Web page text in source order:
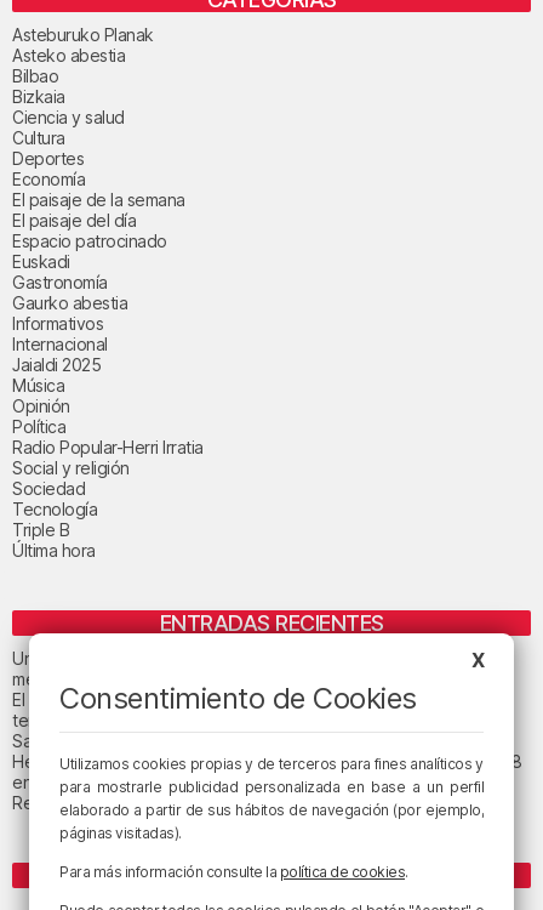
Asteburuko Planak
Asteko abestia
Bilbao
Bizkaia
Ciencia y salud
Cultura
Deportes
Economía
El paisaje de la semana
El paisaje del día
Espacio patrocinado
Euskadi
Gastronomía
Gaurko abestia
Informativos
Internacional
Jaialdi 2025
Música
Opinión
Política
Radio Popular-Herri Irratia
Social y religión
Sociedad
Tecnología
Triple B
Última hora
ENTRADAS RECIENTES
Un total de 124 centros de Infantil y Primaria de Euskadi realizarán
mejoras con una inversión de 19,3 millones
El tiempo este viernes en Bizkaia: subida notable de las
temperaturas máximas
San Juan de Gaztelugatxe cerrará el día del eclipse
Heridas dos personas en un accidente entre tres vehículos en la A8
en Muskiz
Recuperado el cuerpo sin vida de una mujer en la ría de Bilbao
ETIQUETAS
X
Consentimiento de Cookies
Utilizamos cookies propias y de terceros para fines analíticos y
para mostrarle publicidad personalizada en base a un perfil
elaborado a partir de sus hábitos de navegación (por ejemplo,
páginas visitadas).
Para más información consulte la política de cookies.